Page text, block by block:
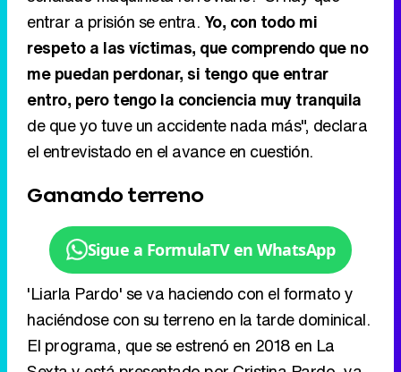
entrar a prisión se entra. Yo, con todo mi
respeto a las víctimas, que comprendo que no
me puedan perdonar, si tengo que entrar
entro, pero tengo la conciencia muy tranquila
de que yo tuve un accidente nada más", declara
el entrevistado en el avance en cuestión.
Ganando terreno
Sigue a FormulaTV en WhatsApp
'Liarla Pardo' se va haciendo con el formato y
haciéndose con su terreno en la tarde dominical.
El programa, que se estrenó en 2018 en La